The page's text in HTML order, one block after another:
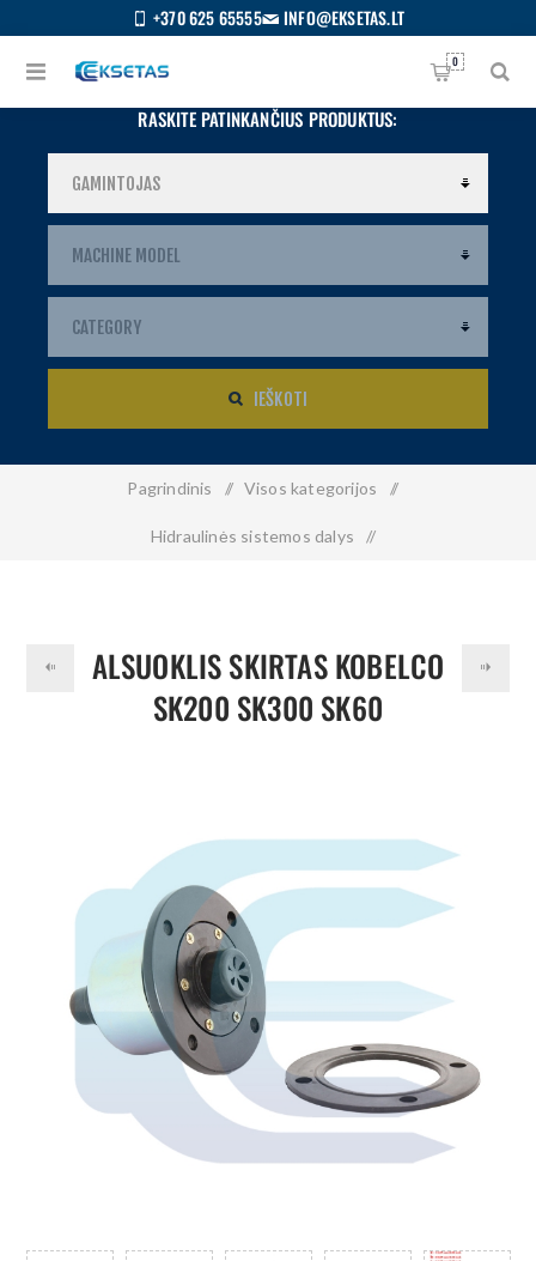
+370 625 65555 INFO@EKSETAS.LT
0
RASKITE PATINKANČIUS PRODUKTUS:
IEŠKOTI
Pagrindinis / Visos kategorijos /
Hidraulinės sistemos dalys /
YN57V00012F1
ALSUOKLIS SKIRTAS KOBELCO
SK200 SK300 SK60